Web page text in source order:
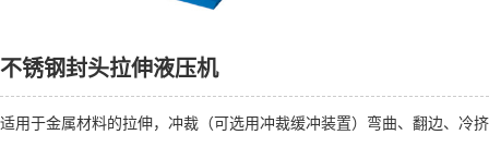
不锈钢封头拉伸液压机
适用于金属材料的拉伸，冲裁（可选用冲裁缓冲装置）弯曲、翻边、冷挤